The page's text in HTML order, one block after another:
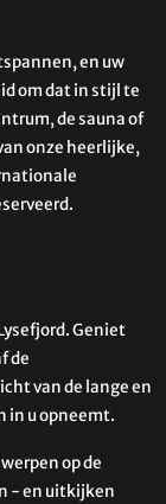
en uw
om dat in stijl te
de sauna of
onze heerlijke,
Geniet
de
van de lange en
in u opneemt.
op de
- en uitkijken